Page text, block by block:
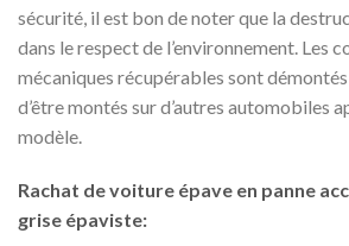
sécurité, il est bon de noter que la
dans le respect de l’environnement. Les
mécaniques récupérables sont
d’être montés sur d’autres automobiles
modèle.
Rachat de voiture épave en panne
grise épaviste: